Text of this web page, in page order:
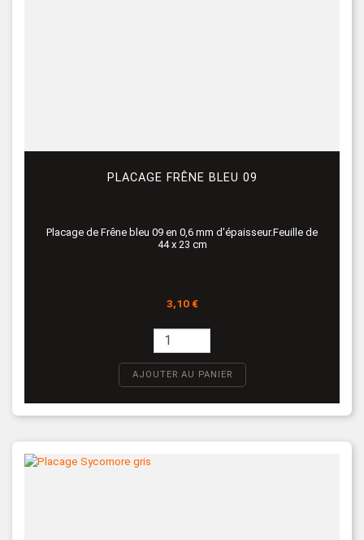
PLACAGE FRÊNE BLEU 09
Placage de Frêne bleu 09 en 0,6 mm d'épaisseur.Feuille de
44 x 23 cm
Prix
3,10 €
AJOUTER AU PANIER